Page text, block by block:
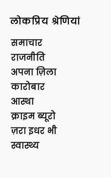
लोकप्रिय श्रेणियां
समाचार
राजनीति
अपना ज़िला
कारोबार
आस्था
क्राइम ब्यूरो
ज़रा इधर भी
स्वास्थ्य